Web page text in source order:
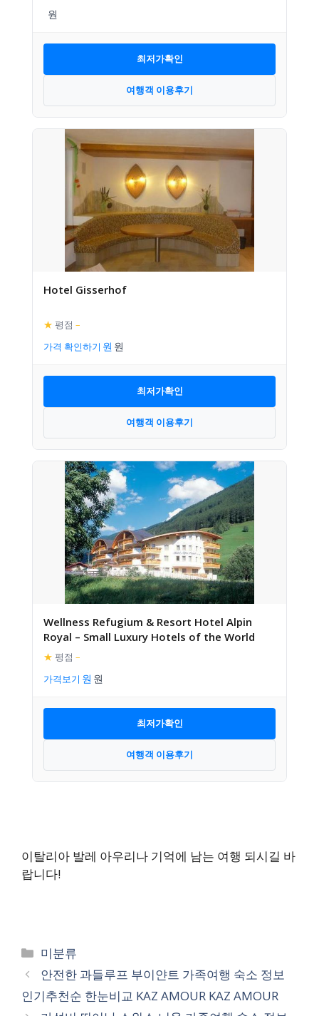
최저가확인
여행객 이용후기
Hotel Gisserhof
★ 평점 –
가격 확인하기
최저가확인
여행객 이용후기
Wellness Refugium & Resort Hotel Alpin
Royal – Small Luxury Hotels of the World
★ 평점 –
가격보기
최저가확인
여행객 이용후기
이탈리아 발레 아우리나 기억에 남는 여행 되시길 바
랍니다!
카
테
리
미분류
안전한 과들루프 부이얀트 가족여행 숙소 정보
인기추천순 한눈비교 KAZ AMOUR KAZ AMOUR